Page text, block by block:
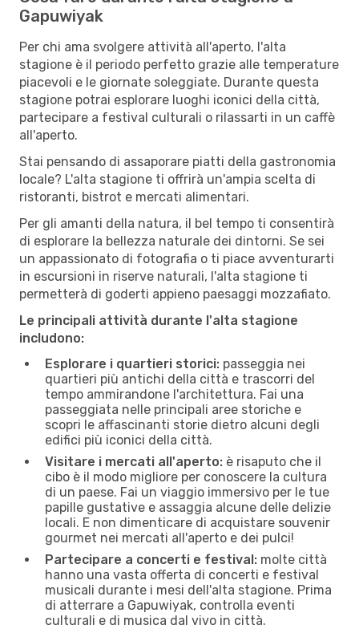
Gapuwiyak
Per chi ama svolgere attività all'aperto, l'alta
stagione è il periodo perfetto grazie alle temperature
piacevoli e le giornate soleggiate. Durante questa
stagione potrai esplorare luoghi iconici della città,
partecipare a festival culturali o rilassarti in un caffè
all'aperto.
Stai pensando di assaporare piatti della gastronomia
locale? L'alta stagione ti offrirà un'ampia scelta di
ristoranti, bistrot e mercati alimentari.
Per gli amanti della natura, il bel tempo ti consentirà
di esplorare la bellezza naturale dei dintorni. Se sei
un appassionato di fotografia o ti piace avventurarti
in escursioni in riserve naturali, l'alta stagione ti
permetterà di goderti appieno paesaggi mozzafiato.
Le principali attività durante l'alta stagione
includono:
Esplorare i quartieri storici: passeggia nei
quartieri più antichi della città e trascorri del
tempo ammirandone l'architettura. Fai una
passeggiata nelle principali aree storiche e
scopri le affascinanti storie dietro alcuni degli
edifici più iconici della città.
Visitare i mercati all'aperto: è risaputo che il
cibo è il modo migliore per conoscere la cultura
di un paese. Fai un viaggio immersivo per le tue
papille gustative e assaggia alcune delle delizie
locali. E non dimenticare di acquistare souvenir
gourmet nei mercati all'aperto e dei pulci!
Partecipare a concerti e festival: molte città
hanno una vasta offerta di concerti e festival
musicali durante i mesi dell'alta stagione. Prima
di atterrare a Gapuwiyak, controlla eventi
culturali e di musica dal vivo in città.